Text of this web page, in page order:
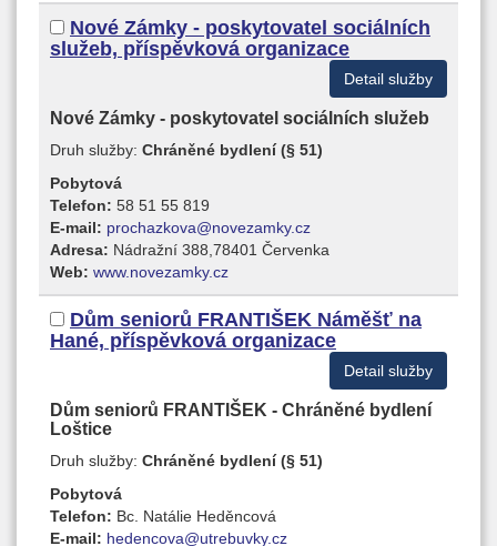
Nové Zámky - poskytovatel sociálních
služeb, příspěvková organizace
Detail služby
Nové Zámky - poskytovatel sociálních služeb
Druh služby: Chráněné bydlení (§ 51)
Pobytová
Telefon: 58 51 55 819
E-mail: prochazkova@novezamky.cz
Adresa: Nádražní 388,78401 Červenka
Web: www.novezamky.cz
Dům seniorů FRANTIŠEK Náměšť na
Hané, příspěvková organizace
Detail služby
Dům seniorů FRANTIŠEK - Chráněné bydlení
Loštice
Druh služby: Chráněné bydlení (§ 51)
Pobytová
Telefon: Bc. Natálie Heděncová
E-mail: hedencova@utrebuvky.cz